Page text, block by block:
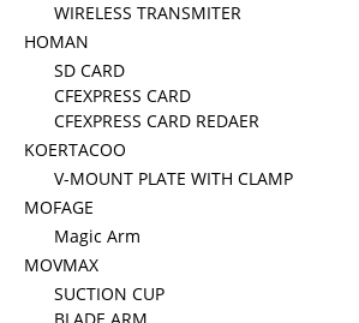
WIRELESS TRANSMITER
HOMAN
SD CARD
CFEXPRESS CARD
CFEXPRESS CARD REDAER
KOERTACOO
V-MOUNT PLATE WITH CLAMP
MOFAGE
Magic Arm
MOVMAX
SUCTION CUP